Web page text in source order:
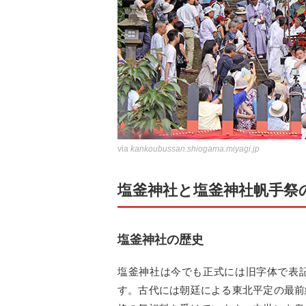
via kankoubussan.shiogama.miyagi.jp
塩釜神社と塩釜神社帆手祭
塩釜神社の歴史
塩釜神社は今でも正式には旧字体で表
す。古代には朝廷による東北平定の最